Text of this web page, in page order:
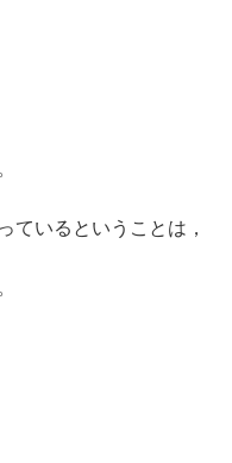
ているということは，